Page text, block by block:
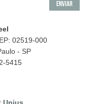
02519-000
- SP
5415